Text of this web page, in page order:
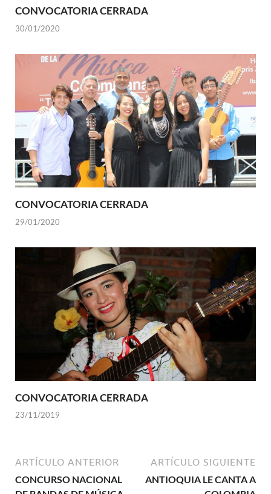
CONVOCATORIA CERRADA
30/01/2020
CONVOCATORIA CERRADA
29/01/2020
CONVOCATORIA CERRADA
23/11/2019
ARTÍCULO ANTERIOR
CONCURSO NACIONAL
ARTÍCULO SIGUIENTE
ANTIOQUIA LE CANTA A